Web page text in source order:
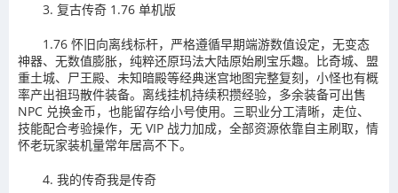
3. 复古传奇 1.76 单机版
1.76 怀旧向离线标杆，严格遵循早期端游数值设定，无变态
神器、无数值膨胀，纯粹还原玛法大陆原始刷宝乐趣。比奇城、盟
重土城、尸王殿、未知暗殿等经典迷宫地图完整复刻，小怪也有概
率产出祖玛散件装备。离线挂机持续积攒经验，多余装备可出售
NPC 兑换金币，也能留存给小号使用。三职业分工清晰，走位、
技能配合考验操作，无 VIP 战力加成，全部资源依靠自主刷取，情
怀老玩家装机量常年居高不下。
4. 我的传奇我是传奇